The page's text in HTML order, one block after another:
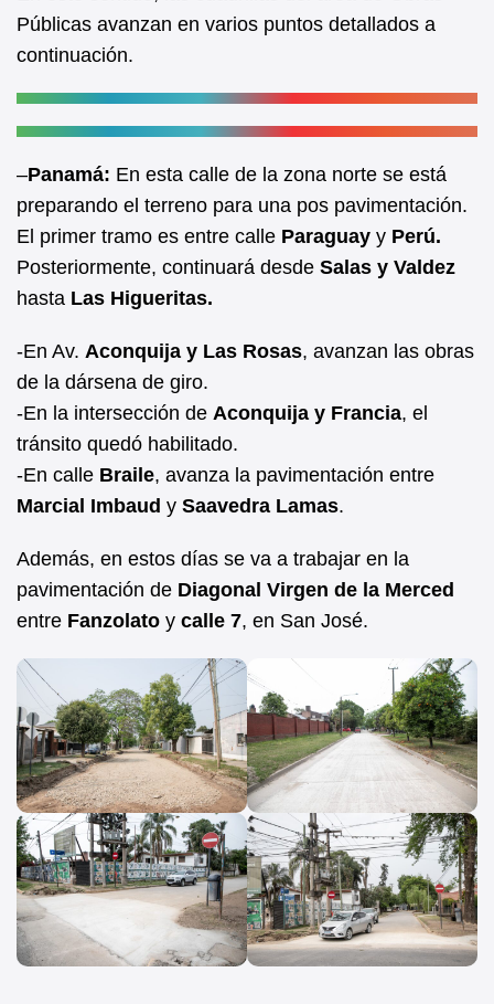
k
Públicas avanzan en varios puntos detallados a
continuación.
–Panamá: En esta calle de la zona norte se está
preparando el terreno para una pos pavimentación.
El primer tramo es entre calle Paraguay y Perú.
Posteriormente, continuará desde Salas y Valdez
hasta Las Higueritas.
-En Av. Aconquija y Las Rosas, avanzan las obras
de la dársena de giro.
-En la intersección de Aconquija y Francia, el
tránsito quedó habilitado.
-En calle Braile, avanza la pavimentación entre
Marcial Imbaud y Saavedra Lamas.
Además, en estos días se va a trabajar en la
pavimentación de Diagonal Virgen de la Merced
entre Fanzolato y calle 7, en San José.